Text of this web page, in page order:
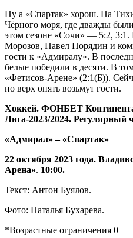
Ну а «Спартак» хорош. На
Чёрного моря, где дважды
этом сезоне «Сочи» — 5:2,
Морозов, Павел Порядин и
гости к «Адмиралу». В
белые победили в десяти. В
«Фетисов-Арене» (2:1(Б)).
но верх опять возьмут гости.
Хоккей. ФОНБЕТ
Лига-2023/2024. Регулярный
«Адмирал» – «Спартак»
22 октября 2023 года.
Арена». 10:00.
Текст: Антон Буялов.
Фото: Наталья Бухарева.
*Возрастные ограничения 0+